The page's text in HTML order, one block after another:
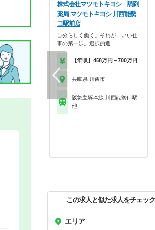
株式会社マツモトキヨシ 調剤
薬局 マツモトキヨシ 川西能勢
口駅前店
自分らしく働く。それが、いい仕
事の第一歩。選択的週…
【年収】458万円～700万円
兵庫県 川西市
阪急宝塚本線 川西能勢口駅
他
この求人と似た求人をチェック
エリア